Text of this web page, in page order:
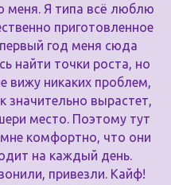
меня. Я типа всё люблю
приготовленное
год меня сюда
найти точки роста, но
вижу никаких проблем,
вырастет,
место. Поэтому тут
комфортно, что они
на каждый день.
привезли. Кайф!